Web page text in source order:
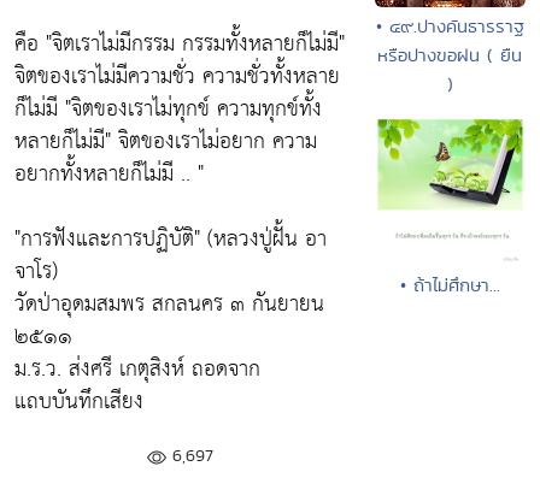
คือ "จิตเราไม่มีกรรม กรรมทั้งหลายก็ไม่มี"
จิตของเราไม่มีความชั่ว ความชั่วทั้งหลาย
ก็ไม่มี "จิตของเราไม่ทุกข์ ความทุกข์ทั้ง
หลายก็ไม่มี"จิตของเราไม่อยาก ความ
อยากทั้งหลายก็ไม่มี .. "
"การฟังและการปฏิบัติ" (หลวงปู่ฝั้น อา
จาโร)
วัดป่าอุดมสมพร สกลนคร ๓ กันยายน
๒๕๑๑
ม.ร.ว. ส่งศรี เกตุสิงห์ ถอดจาก
แถบบันทึกเสียง
6,697
• ๔๙.ปางคันธารราฐ
หรือปางขอฝน ( ยืน
)
• ถ้าไม่ศึกษา...